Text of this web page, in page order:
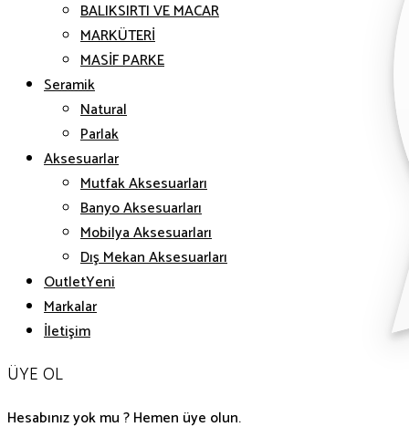
BALIKSIRTI VE MACAR
MARKÜTERİ
MASİF PARKE
Seramik
Natural
Parlak
Aksesuarlar
Mutfak Aksesuarları
Banyo Aksesuarları
Mobilya Aksesuarları
Dış Mekan Aksesuarları
Outlet
Markalar
İletişim
ÜYE OL
Hesabınız yok mu ? Hemen üye olun.